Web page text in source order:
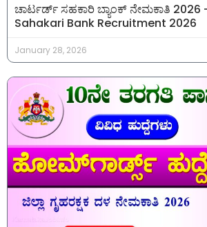
ಚಾರ್ಟರ್ಡ್ ಸಹಕಾರಿ ಬ್ಯಾಂಕ್ ನೇಮಕಾತಿ
Sahakari Bank Recruitment 2026
January 28, 2026